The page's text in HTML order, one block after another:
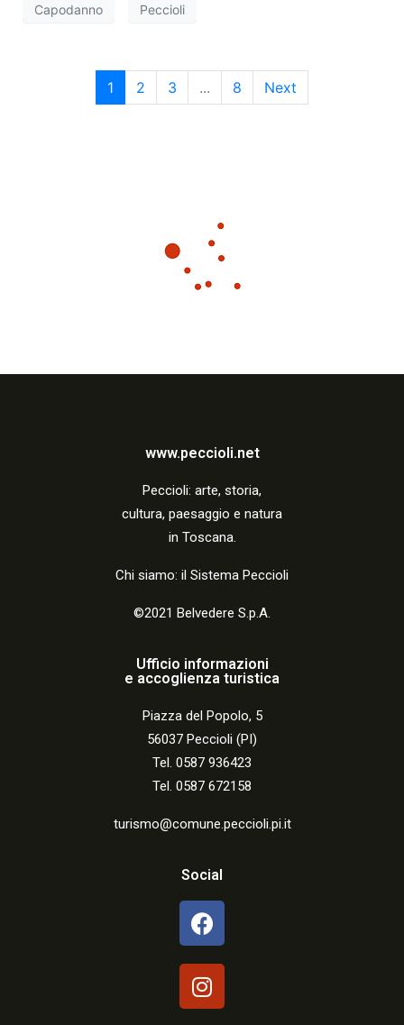
Capodanno Peccioli
1 2 3 ... 8 Next
www.peccioli.net
Peccio li: arte, storia,
cultura, paesaggio e natura
in Toscana.
Chi siamo: il Sistema Peccioli
©2021 Belvedere S.p.A.
Ufficio informazioni
e accoglienza turistica
Piazza del Popolo, 5
56037 Peccioli (PI)
Tel. 0587 936423
Tel. 0587 672158
turismo@comune.peccioli.pi.it
Social